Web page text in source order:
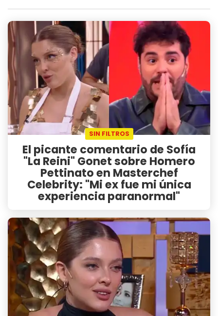
SIN FILTROS
El picante comentario de Sofía
"La Reini" Gonet sobre Homero
Pettinato en Masterchef
Celebrity: "Mi ex fue mi única
experiencia paranormal"